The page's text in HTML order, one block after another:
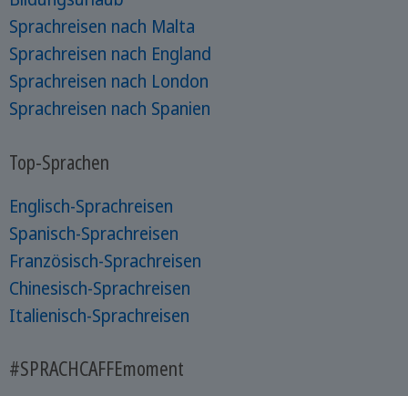
Sprachreisen nach Malta
Sprachreisen nach England
Sprachreisen nach London
Sprachreisen nach Spanien
Top-Sprachen
Englisch-Sprachreisen
Spanisch-Sprachreisen
Französisch-Sprachreisen
Chinesisch-Sprachreisen
Italienisch-Sprachreisen
#SPRACHCAFFEmoment